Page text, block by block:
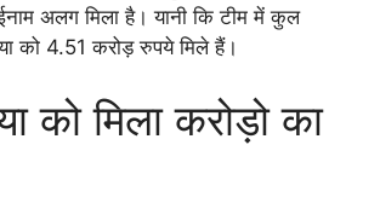
अलग मिला है। यानी कि टीम में कुल
को 4.51 करोड़ रुपये मिले हैं।
को मिला करोड़ो का